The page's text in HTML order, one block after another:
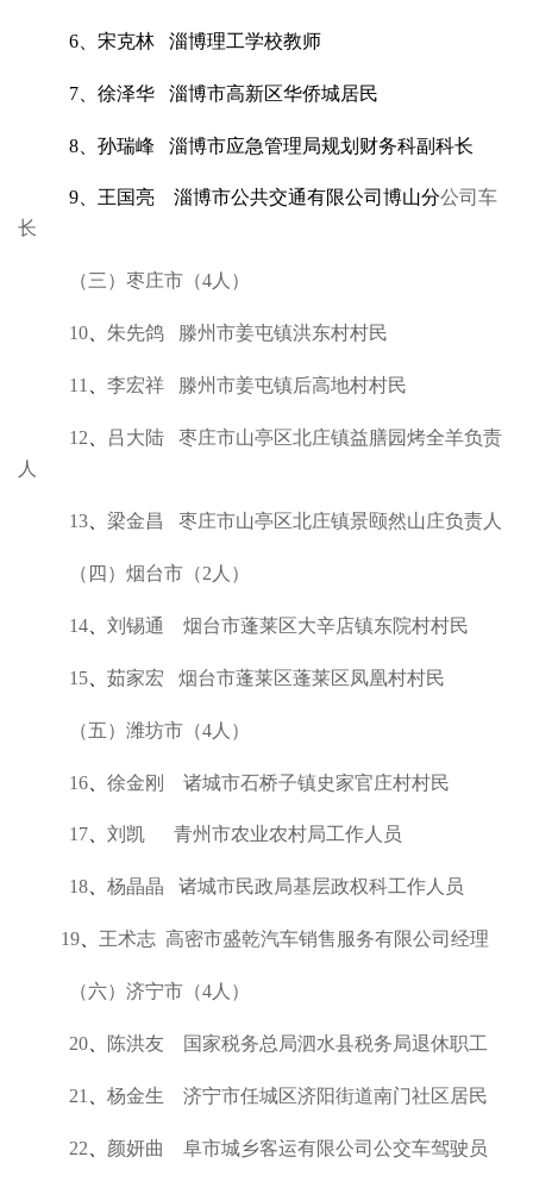
6、宋克林 淄博理工学校教师
7、徐泽华 淄博市高新区华侨城居民
8、孙瑞峰 淄博市应急管理局规划财务科副科长
9、王国亮 淄博市公共交通有限公司博山分公司车
长
（三）枣庄市（4人）
10、 朱先鸽 滕州市姜屯镇洪东村村民
11 李宏祥 滕州市姜屯镇后高地村村民
12
吕大陆 枣庄市山亭区北庄镇益膳园烤全羊负责
人
13、 梁金昌 枣庄市山亭区北庄镇景颐然山庄负责人
（四）烟台市（2人）
14、 刘锡通 烟台市蓬莱区大辛店镇东院村村民
15、 茹家宏 烟台市蓬莱区蓬莱区凤凰村村民
（五）潍坊市（4人）
16、 徐金刚 诸城市石桥子镇史家官庄村村民
17、 刘凯 青州市农业农村局工作人员
18、 杨晶晶 诸城市民政局基层政权科工作人员
19、 王术志 高密市盛乾汽车销售服务有限公司经理
（六）济宁市（4人）
20、 陈洪友 国家税务总局泗水县税务局退休职工
21 杨金生 济宁市任城区济阳街道南门社区居民
22 颜妍曲 阜市城乡客运有限公司公交车驾驶员